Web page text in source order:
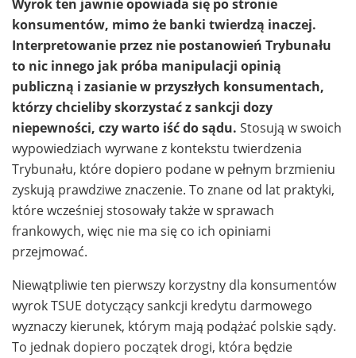
Wyrok ten jawnie opowiada się po stronie
konsumentów, mimo że banki twierdzą inaczej.
Interpretowanie przez nie postanowień Trybunału
to nic innego jak próba manipulacji opinią
publiczną i zasianie w przyszłych konsumentach,
którzy chcieliby skorzystać z sankcji dozy
niepewności, czy warto iść do sądu. Stosują w swoich
wypowiedziach wyrwane z kontekstu twierdzenia
Trybunału, które dopiero podane w pełnym brzmieniu
zyskują prawdziwe znaczenie. To znane od lat praktyki,
które wcześniej stosowały także w sprawach
frankowych, więc nie ma się co ich opiniami
przejmować.
Niewątpliwie ten pierwszy korzystny dla konsumentów
wyrok TSUE dotyczący sankcji kredytu darmowego
wyznaczy kierunek, którym mają podążać polskie sądy.
To jednak dopiero początek drogi, która będzie